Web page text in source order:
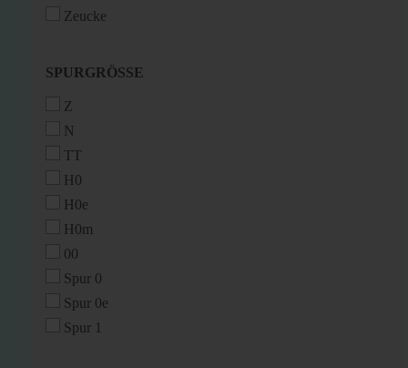
Zeucke
SPURGRÖSSE
SPURGRÖSSE
Z
N
TT
H0
H0e
H0m
00
Spur 0
Spur 0e
Spur 1